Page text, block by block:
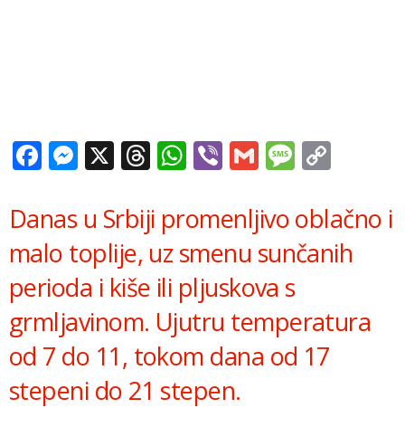
Facebook
Messenger
X Threads
WhatsApp
ViberGmail
Danas u Srbiji promenljivo oblačno i
malo toplije, uz smenu sunčanih
perioda i kiše ili pljuskova s
grmljavinom. Ujutru temperatura
od 7 do 11, tokom dana od 17
stepeni do 21 stepen.